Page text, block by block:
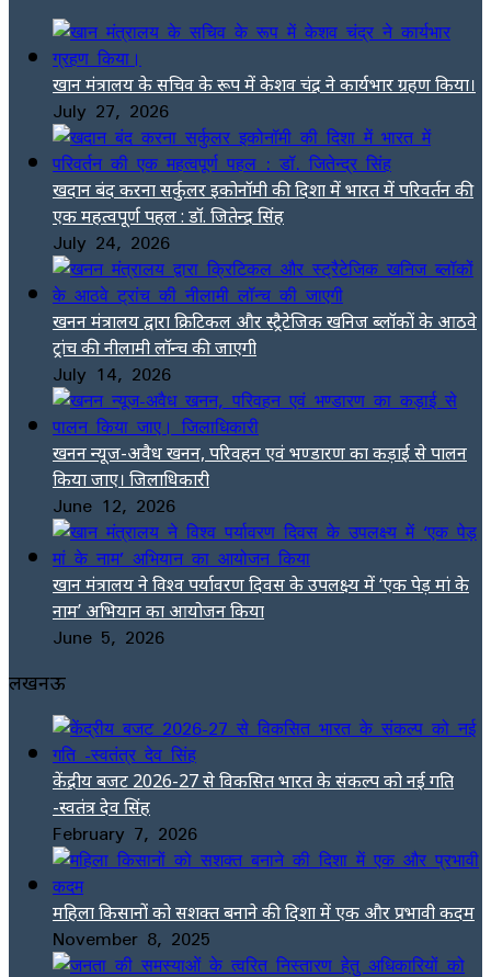
खान मंत्रालय के सचिव के रूप में केशव चंद्र ने कार्यभार ग्रहण किया।
July 27, 2026
खदान बंद करना सर्कुलर इकोनॉमी की दिशा में भारत में परिवर्तन की
एक महत्वपूर्ण पहल : डॉ. जितेन्द्र सिंह
July 24, 2026
खनन मंत्रालय द्वारा क्रिटिकल और स्ट्रैटेजिक खनिज ब्लॉकों के आठवे
ट्रांच की नीलामी लॉन्च की जाएगी
July 14, 2026
खनन न्यूज-अवैध खनन, परिवहन एवं भण्डारण का कड़ाई से पालन
किया जाए। जिलाधिकारी
June 12, 2026
खान मंत्रालय ने विश्व पर्यावरण दिवस के उपलक्ष्य में ‘एक पेड़ मां के
नाम’ अभियान का आयोजन किया
June 5, 2026
लखनऊ
केंद्रीय बजट 2026-27 से विकसित भारत के संकल्प को नई गति
-स्वतंत्र देव सिंह
February 7, 2026
महिला किसानों को सशक्त बनाने की दिशा में एक और प्रभावी कदम
November 8, 2025